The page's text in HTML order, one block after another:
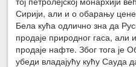
Сирији, али и о обарању
Бела кућа одлично зна да
продаје природног гаса, али
продаје нафте. Због тога је
убеди владајућу кућу Сауда